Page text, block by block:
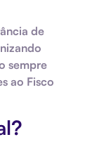
de
sempre
ao Fisco